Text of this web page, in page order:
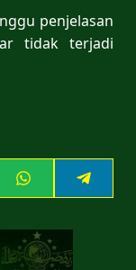
penjelasan
tidak terjadi